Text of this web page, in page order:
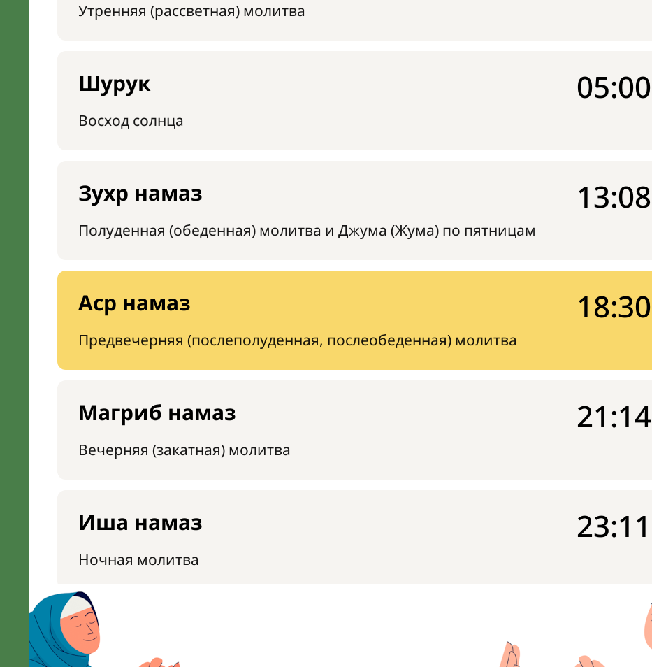
Утренняя (рассветная) молитва
Шурук
Восход солнца
05:00
Зухр намаз
Полуденная (обеденная) молитва и Джума (Жума) по пятницам
13:08
Аср намаз
Предвечерняя (послеполуденная, послеобеденная) молитва
18:30
Магриб намаз
Вечерняя (закатная) молитва
21:14
Иша намаз
Ночная молитва
23:11